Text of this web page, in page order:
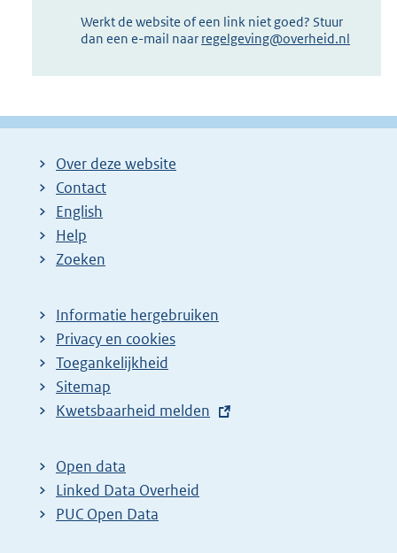
Werkt de website of een link niet goed? Stuur
dan een e-mail naar regelgeving@overheid.nl
Over deze website
Contact
English
Help
Zoeken
Informatie hergebruiken
Privacy en cookies
Toegankelijkheid
Sitemap
E
t
e
r
Kwetsbaarheid melden
Open data
Linked Data Overheid
PUC Open Data